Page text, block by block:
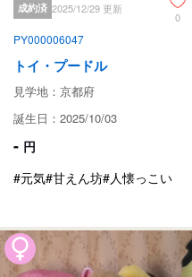
成約済 2025/12/29 更新
0
PY000006047
トイ・プードル
見学地：京都府
誕生日：2025/10/03
- 円
#元気#甘えん坊#人懐っこい